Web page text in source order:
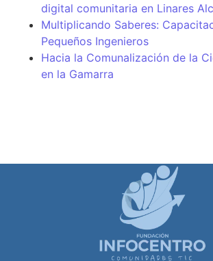
digital comunitaria en Linares
Multiplicando Saberes:
Pequeños Ingenieros
Hacia la Comunalización de la
en la Gamarra